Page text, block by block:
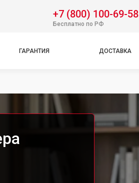
+7 (800) 100-69-58
Бесплатно по РФ
ГАРАНТИЯ ДОСТАВКА